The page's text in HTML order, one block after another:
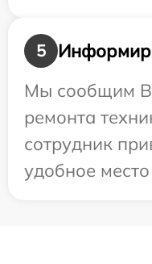
5
Мы сообщим
ремонта
сотрудник
удобное